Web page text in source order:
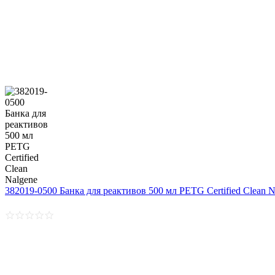
382019-0500 Банка для реактивов 500 мл PETG Certified Clean